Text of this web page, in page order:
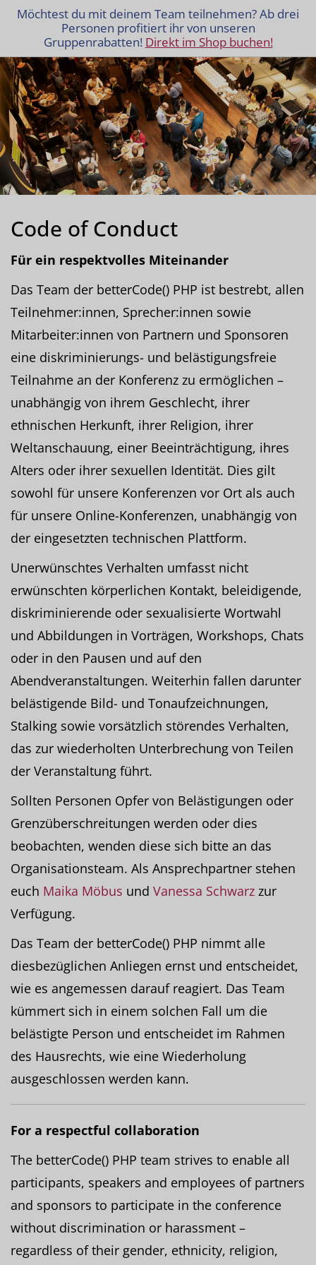
Möchtest du mit deinem Team teilnehmen? Ab drei
Personen profitiert ihr von unseren
Gruppenrabatten! Direkt im Shop buchen!
Code of Conduct
Für ein respektvolles Miteinander
Das Team der betterCode() PHP ist bestrebt, allen
Teilnehmer:innen, Sprecher:innen sowie
Mitarbeiter:innen von Partnern und Sponsoren
eine diskriminierungs- und belästigungsfreie
Teilnahme an der Konferenz zu ermöglichen –
unabhängig von ihrem Geschlecht, ihrer
ethnischen Herkunft, ihrer Religion, ihrer
Weltanschauung, einer Beeinträchtigung, ihres
Alters oder ihrer sexuellen Identität. Dies gilt
sowohl für unsere Konferenzen vor Ort als auch
für unsere Online-Konferenzen, unabhängig von
der eingesetzten technischen Plattform.
Unerwünschtes Verhalten umfasst nicht
erwünschten körperlichen Kontakt, beleidigende,
diskriminierende oder sexualisierte Wortwahl
und Abbildungen in Vorträgen, Workshops, Chats
oder in den Pausen und auf den
Abendveranstaltungen. Weiterhin fallen darunter
belästigende Bild- und Tonaufzeichnungen,
Stalking sowie vorsätzlich störendes Verhalten,
das zur wiederholten Unterbrechung von Teilen
der Veranstaltung führt.
Sollten Personen Opfer von Belästigungen oder
Grenzüberschreitungen werden oder dies
beobachten, wenden diese sich bitte an das
Organisationsteam. Als Ansprechpartner stehen
euch Maika Möbus und Vanessa Schwarz zur
Verfügung.
Das Team der betterCode() PHP nimmt alle
diesbezüglichen Anliegen ernst und entscheidet,
wie es angemessen darauf reagiert. Das Team
kümmert sich in einem solchen Fall um die
belästigte Person und entscheidet im Rahmen
des Hausrechts, wie eine Wiederholung
ausgeschlossen werden kann.
For a respectful collaboration
The betterCode() PHP team strives to enable all
participants, speakers and employees of partners
and sponsors to participate in the conference
without discrimination or harassment –
regardless of their gender, ethnicity, religion,